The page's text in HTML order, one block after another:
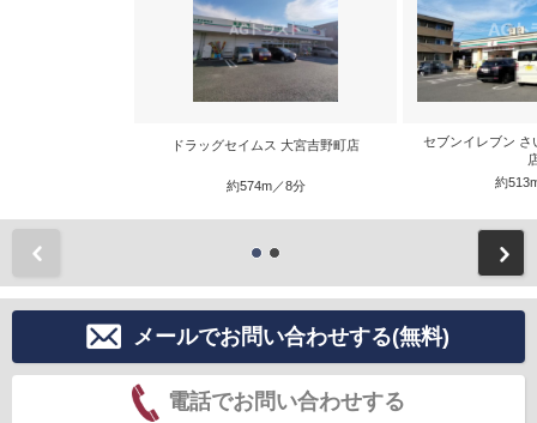
ドラッグセイムス 大宮吉野町店
約574m／8分
セブンイレブン さ
約
メールでお問い合わせする(無料)
電話でお問い合わせする